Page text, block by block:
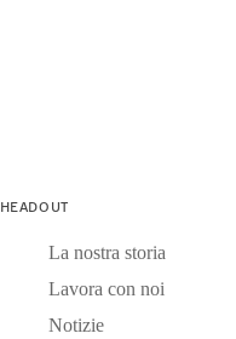
HEADOUT
La nostra storia
Lavora con noi
Notizie